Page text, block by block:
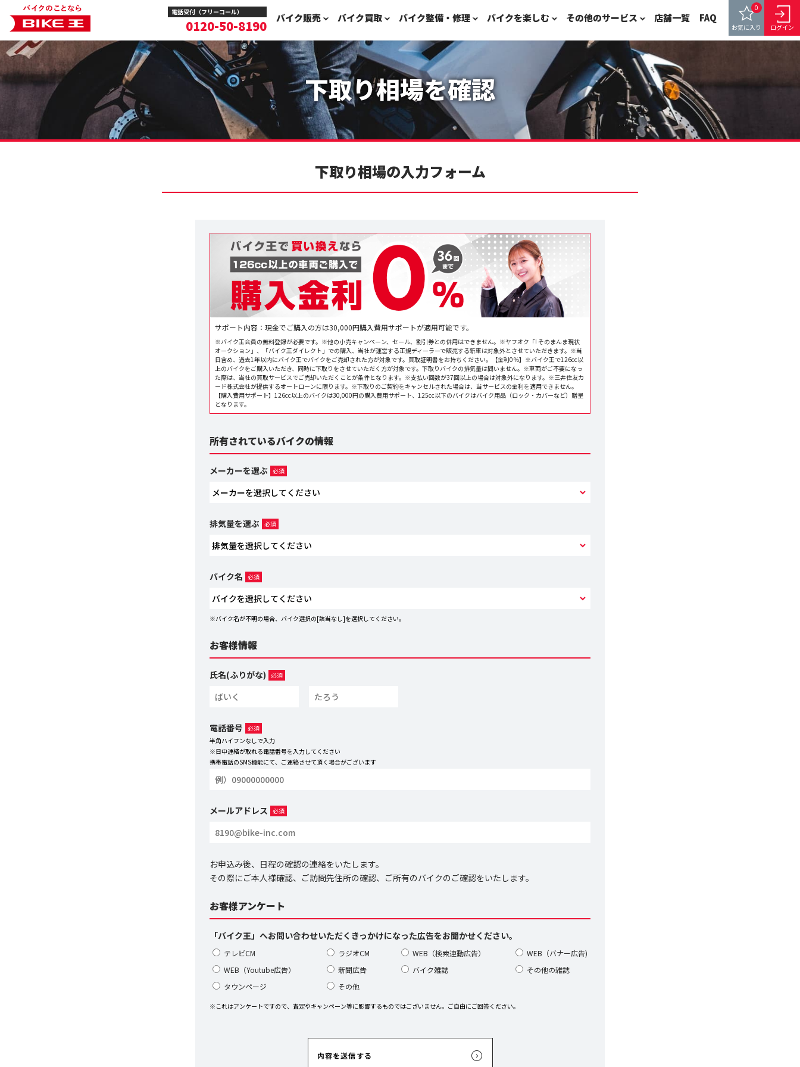
電話受付（フリーコール）
0120-50-8190 バイク販売 バイク買取 バイク整備・修理 バイクを楽しむ その他のサービス 店舗一覧 FAQ
0
お気に入り ログイン
下取り相場を確認
下取り相場の入力フォーム
サポート内容：現金でご購入の方は30,000円購入費用サポートが適用可能です。
※バイク王会員の無料登録が必要です。※他の小売キャンペーン、セール、割引券との併用はできません。※ヤフオク「! そのまんま現状
オークション」、「バイク王ダイレクト」での購入、当社が運営する正規ディーラーで販売する新車は対象外とさせていただきます。※当
日含め、過去1年以内にバイク王でバイクをご売却された方が対象です。買取証明書をお持ちください。【金利0％】※バイク王で126cc以
上のバイクをご購入いただき、同時に下取りをさせていただく方が対象です。下取りバイクの排気量は問いません。※車両がご不要になっ
た際は、当社の買取サービスでご売却いただくことが条件となります。※支払い回数が37回以上の場合は対象外になります。※三井住友カ
ード株式会社が提供するオートローンに限ります。※下取りのご契約をキャンセルされた場合は、当サービスの金利を適用できません。
【購入費用サポート】126cc以上のバイクは30,000円の購入費用サポート、125cc以下のバイクはバイク用品（ロック・カバーなど）贈呈
となります。
所有されているバイクの情報
メーカーを選ぶ 必須
排気量を選ぶ 必須
バイク名 必須
※バイク名が不明の場合、バイク選択の[該当なし]を選択してください。
お客様情報
氏名(ふりがな) 必須
電話番号 必須
半角ハイフンなしで入力
※日中連絡が取れる電話番号を入力してください
携帯電話のSMS機能にて、ご連絡させて頂く場合がございます
メールアドレス 必須
お申込み後、日程の確認の連絡をいたします。
その際にご本人様確認、ご訪問先住所の確認、ご所有のバイクのご確認をいたします。
お客様アンケート
「バイク王」へお問い合わせいただくきっかけになった広告をお聞かせください。
テレビCM ラジオCM WEB（検索連動広告）
WEB（バナー広告)
WEB（Youtube広告）
新聞広告 バイク雑誌
その他の雑誌
タウンページ
その他
※これはアンケートですので、査定やキャンペーン等に影響するものではございません。ご自由にご回答ください。